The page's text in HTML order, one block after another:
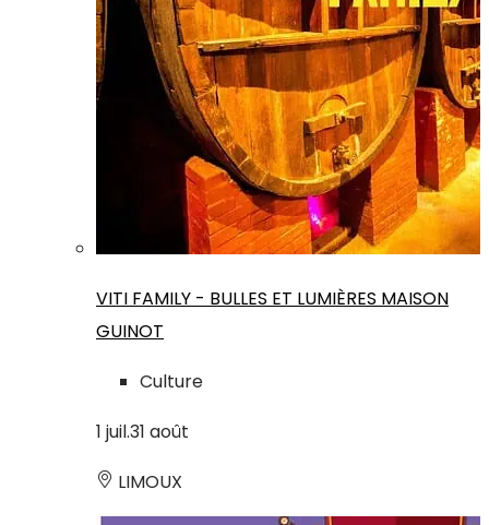
VITI FAMILY - BULLES ET LUMIÈRES MAISON
GUINOT
Culture
1 juil.31 août
LIMOUX